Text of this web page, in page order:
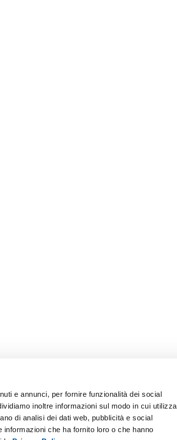
e annunci, per fornire funzionalità dei social
inoltre informazioni sul modo in cui utilizza
di analisi dei dati web, pubblicità e social
che ha fornito loro o che hanno